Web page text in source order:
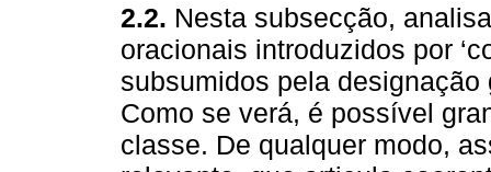
2.2. Nesta subsecção,
oracionais introduzidos por
subsumidos pela
Como se verá, é possível
classe. De qualquer modo,